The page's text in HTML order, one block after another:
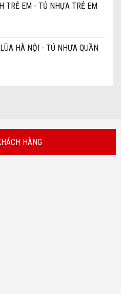
TRẺ EM - TỦ NHỰA TRẺ EM
HÀ NỘI - TỦ NHỰA QUẦN
HÀNG